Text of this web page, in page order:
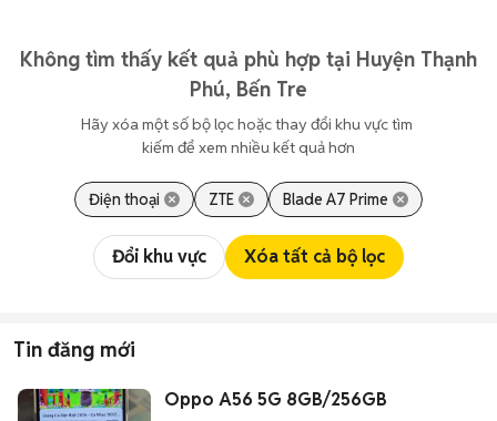
Không tìm thấy kết quả phù hợp tại Huyện Thạnh
Phú, Bến Tre
Hãy xóa một số bộ lọc hoặc thay đổi khu vực tìm
kiếm để xem nhiều kết quả hơn
Điện thoại ZTE Blade A7 Prime
Đổi khu vực Xóa tất cả bộ lọc
Tin đăng mới
Oppo A56 5G 8GB/256GB